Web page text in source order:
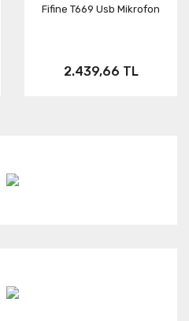
Fifine T669 Usb Mikrofon
2.439,66 TL